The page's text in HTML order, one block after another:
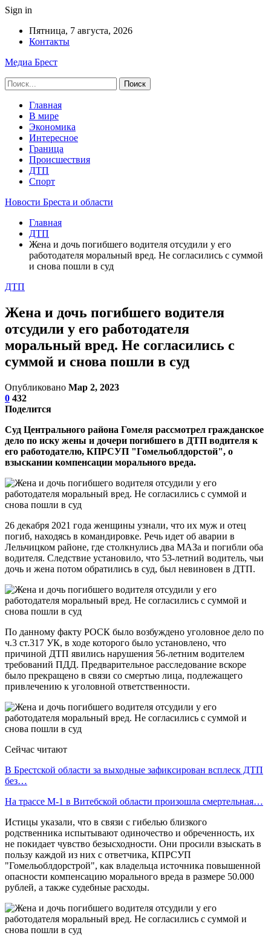
Sign in
Пятница, 7 августа, 2026
Контакты
Медиа Брест
Главная
В мире
Экономика
Интересное
Граница
Происшествия
ДТП
Спорт
Новости Бреста и области
Главная
ДТП
Жена и дочь погибшего водителя отсудили у его
работодателя моральный вред. Не согласились с суммой
и снова пошли в суд
ДТП
Жена и дочь погибшего водителя
отсудили у его работодателя
моральный вред. Не согласились с
суммой и снова пошли в суд
Опубликовано Мар 2, 2023
0 432
Поделится
Суд Центрального района Гомеля рассмотрел гражданское
дело по иску жены и дочери погибшего в ДТП водителя к
его работодателю, КПРСУП "Гомельоблдорстой", о
взыскании компенсации морального вреда.
26 декабря 2021 года женщины узнали, что их муж и отец
погиб, находясь в командировке. Речь идет об аварии в
Лельчицком районе, где столкнулись два МАЗа и погибли оба
водителя. Следствие установило, что 53-летний водитель, чьи
дочь и жена потом обратились в суд, был невиновен в ДТП.
По данному факту РОСК было возбуждено уголовное дело по
ч.3 ст.317 УК, в ходе которого было установлено, что
причиной ДТП явились нарушения 56-летним водителем
требований ПДД. Предварительное расследование вскоре
было прекращено в связи со смертью лица, подлежащего
привлечению к уголовной ответственности.
Сейчас читают
В Брестской области за выходные зафиксирован всплеск ДТП
без…
На трассе М-1 в Витебской области произошла смертельная…
Истицы указали, что в связи с гибелью близкого
родственника испытывают одиночество и обреченность, их
не покидает чувство безысходности. Они просили взыскать в
пользу каждой из них с ответчика, КПРСУП
"Гомельоблдорстрой", как владельца источника повышенной
опасности компенсацию морального вреда в размере 50.000
рублей, а также судебные расходы.